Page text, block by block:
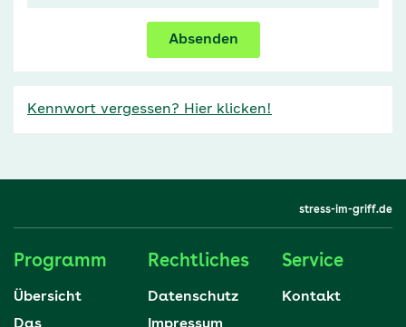
Absenden
Kennwort vergessen? Hier klicken!
stress-im-griff.de
Programm
Übersicht
Rechtliches
Datenschutz
Service
Kontakt